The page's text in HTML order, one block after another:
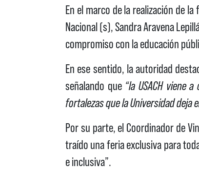
En el marco de la realización de
Nacional (s), Sandra Aravena
compromiso con la educación
En ese sentido, la autoridad
señalando que “la USACH viene
fortalezas que la Universidad deja
Por su parte, el Coordinador de
traído una feria exclusiva para
e inclusiva”.